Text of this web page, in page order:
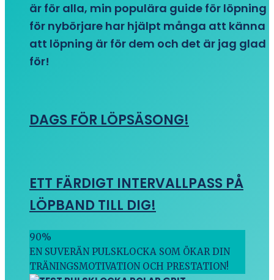
är för alla, min populära guide för löpning
för nybörjare har hjälpt många att känna
att löpning är för dem och det är jag glad
för!
DAGS FÖR LÖPSÄSONG!
ETT FÄRDIGT INTERVALLPASS PÅ
LÖPBAND TILL DIG!
90%
EN SUVERÄN PULSKLOCKA SOM ÖKAR DIN
TRÄNINGSMOTIVATION OCH PRESTATION!